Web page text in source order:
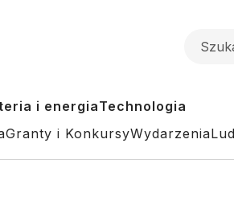
i energiaTechnologia
Granty i KonkursyWydarzenia